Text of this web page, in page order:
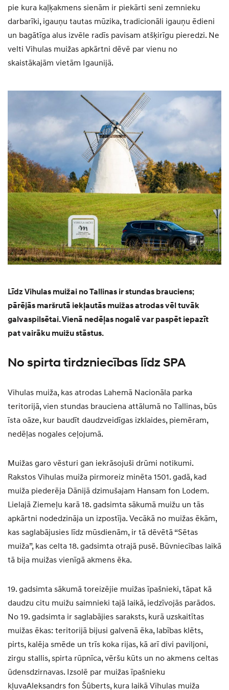
pie kura kaļķakmens sienām ir piekārti seni zemnieku
darbarīki, igauņu tautas mūzika, tradicionāli igauņu ēdieni
un bagātīga alus izvēle radīs pavisam atšķirīgu pieredzi. Ne
velti Vihulas muižas apkārtni dēvē par vienu no
skaistākajām vietām Igaunijā.
Līdz Vihulas muižai no Tallinas ir stundas brauciens;
pārējās maršrutā iekļautās muižas atrodas vēl tuvāk
galvaspilsētai. Vienā nedēļas nogalē var paspēt iepazīt
pat vairāku muižu stāstus.
No spirta tirdzniecības līdz SPA
Vihulas muiža, kas atrodas Lahemā Nacionāla parka
teritorijā, vien stundas brauciena attālumā no Tallinas, būs
īsta oāze, kur baudīt daudzveidīgas izklaides, piemēram,
nedēļas nogales ceļojumā.
Muižas garo vēsturi gan iekrāsojuši drūmi notikumi.
Rakstos Vihulas muiža pirmoreiz minēta 1501. gadā, kad
muiža piederēja Dānijā dzimušajam Hansam fon Lodem.
Lielajā Ziemeļu karā 18. gadsimta sākumā muižu un tās
apkārtni nodedzināja un izpostīja. Vecākā no muižas ēkām,
kas saglabājusies līdz mūsdienām, ir tā dēvētā “Sētas
muiža”, kas celta 18. gadsimta otrajā pusē. Būvniecības laikā
tā bija muižas vienīgā akmens ēka.
19. gadsimta sākumā toreizējie muižas īpašnieki, tāpat kā
daudzu citu muižu saimnieki tajā laikā, iedzīvojās parādos.
No 19. gadsimta ir saglabājies saraksts, kurā uzskaitītas
muižas ēkas: teritorijā bijusi galvenā ēka, labības klēts,
pirts, kalēja smēde un trīs koka rijas, kā arī divi paviljoni,
zirgu stallis, spirta rūpnīca, vēršu kūts un no akmens celtas
ūdensdzirnavas. Izsolē par muižas īpašnieku
kļuvaAleksandrs fon Šūberts, kura laikā Vihulas muiža